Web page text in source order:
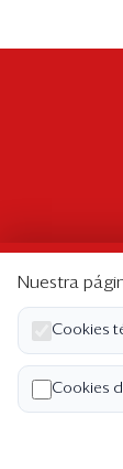
Nuestra
Cookies
Cookies